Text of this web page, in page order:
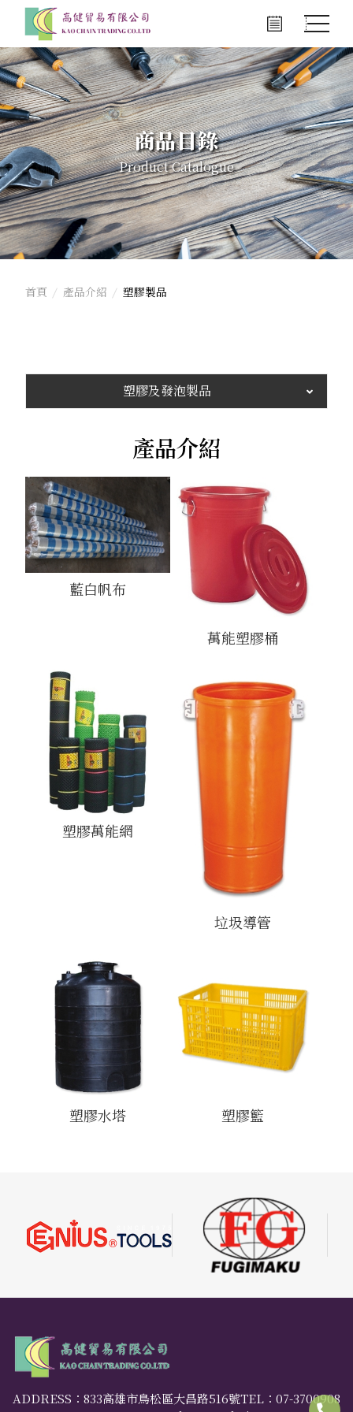
商品目錄
Product Catalogue
首頁 產品介紹 塑膠製品
塑膠及發泡製品
產品介紹
藍白帆布
萬能塑膠桶
塑膠萬能網
垃圾導管
塑膠水塔 塑膠籃
ADDRESS：833高雄市鳥松區大昌路516號TEL： 07-3700908